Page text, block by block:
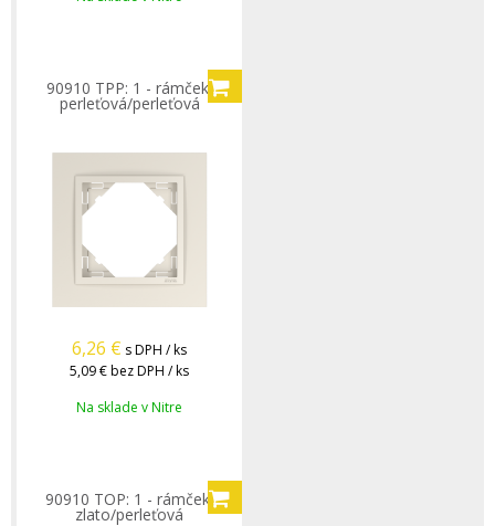
90910 TPP: 1 - rámček,
perleťová/perleťová
6,26 € s DPH / ks
5,09 €bez DPH / ks
Na sklade v Nitre
90910 TOP: 1 - rámček,
zlato/perleťová